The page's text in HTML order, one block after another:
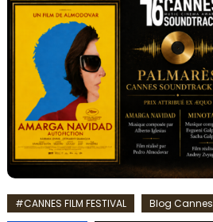
#CANNES FILM FESTIVAL
Blog